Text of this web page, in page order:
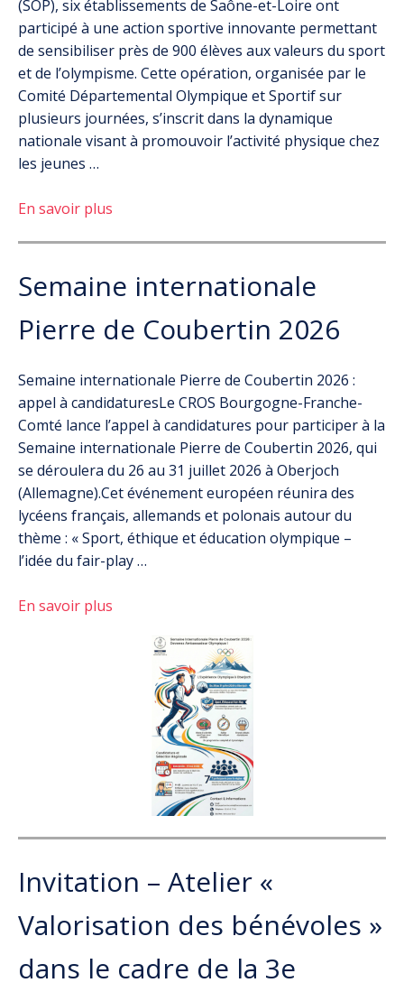
(SOP), six établissements de Saône-et-Loire ont
participé à une action sportive innovante permettant
de sensibiliser près de 900 élèves aux valeurs du sport
et de l’olympisme. Cette opération, organisée par le
Comité Départemental Olympique et Sportif sur
plusieurs journées, s’inscrit dans la dynamique
nationale visant à promouvoir l’activité physique chez
les jeunes …
En savoir plus
Semaine internationale
Pierre de Coubertin 2026
Semaine internationale Pierre de Coubertin 2026 :
appel à candidaturesLe CROS Bourgogne-Franche-
Comté lance l’appel à candidatures pour participer à la
Semaine internationale Pierre de Coubertin 2026, qui
se déroulera du 26 au 31 juillet 2026 à Oberjoch
(Allemagne).Cet événement européen réunira des
lycéens français, allemands et polonais autour du
thème : « Sport, éthique et éducation olympique –
l’idée du fair-play …
En savoir plus
Invitation – Atelier «
Valorisation des bénévoles »
dans le cadre de la 3e